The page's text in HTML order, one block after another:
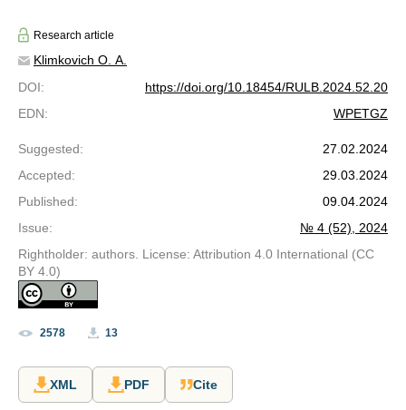
Research article
Klimkovich O. A.
DOI:
https://doi.org/10.18454/RULB.2024.52.20
EDN: WPETGZ
Suggested:
27.02.2024
Accepted:
29.03.2024
Published:
09.04.2024
Issue:
№ 4 (52), 2024
Rightholder: authors. License: Attribution 4.0 International (CC
BY 4.0)
2578 13
XML PDF Cite